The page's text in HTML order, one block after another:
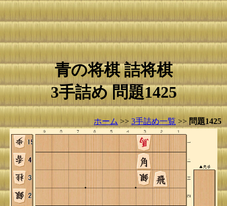
青の将棋 詰将棋
3手詰め 問題1425
ホーム >> 3手詰め一覧 >> 問題1425